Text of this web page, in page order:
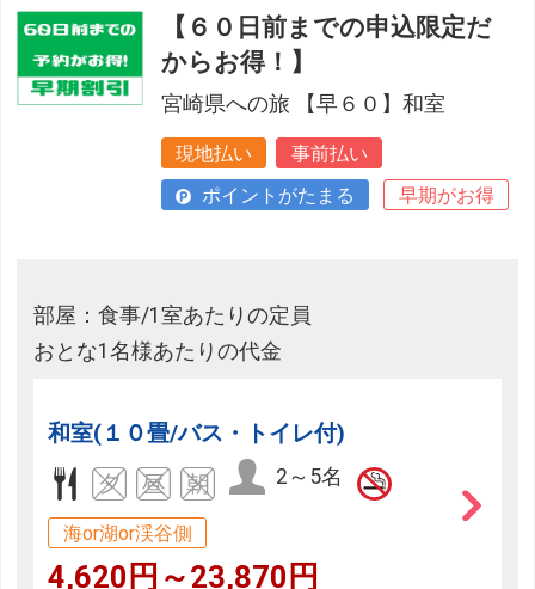
【６０日前までの申込限定だ
からお得！】
宮崎県への旅 【早６０】和室
現地払い
事前払い
ポイントがたまる
早期がお得
部屋：食事/1室あたりの定員
おとな1名様あたりの代金
和室(１０畳/バス・トイレ付)
2～5名
海or湖or渓谷側
4,620円～23,870円